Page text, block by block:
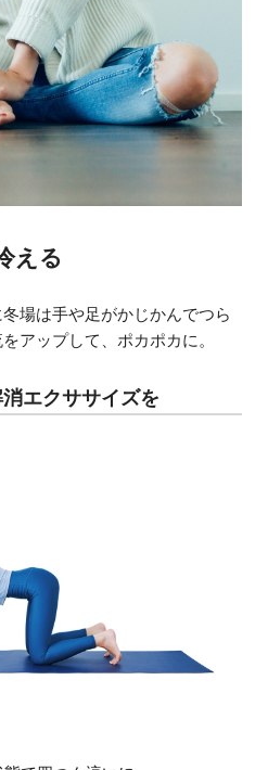
える
場は手や足がかじかんでつら
アップして、ポカポカに。
エクササイズを